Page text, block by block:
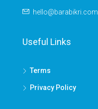
hello@barabikri.com
Useful Links
Terms
Privacy Policy